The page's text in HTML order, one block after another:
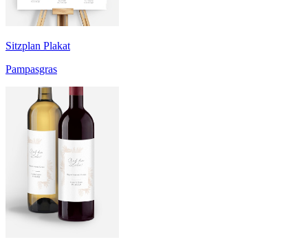
Sitzplan Plakat
Pampasgras